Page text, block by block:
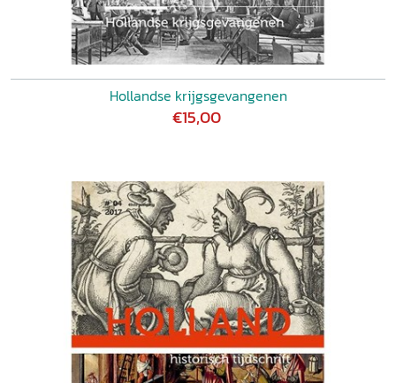
Hollandse krijgsgevangenen
€15,00